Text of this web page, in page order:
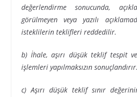
değerlendirme sonucunda,
görülmeyen veya yazılı
isteklilerin teklifleri reddedilir.
b) İhale, aşırı düşük teklif tespit
işlemleri yapılmaksızın sonuçlandırır.
c) Aşırı düşük teklif sınır